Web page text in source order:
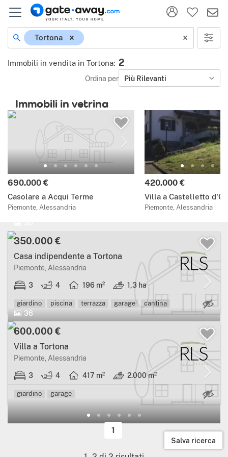
Tortona
Immobili in vendita in Tortona: 2
Ordina per Più Rilevanti
Immobili in vetrina
690.000 €
Casolare a Acqui Terme
Piemonte, Alessandria
420.000 €
Villa a Castelletto
Piemonte, Alessandria
350.000 €
Casa indipendente a Tortona
Piemonte, Alessandria
3 4 196 m² 1,3 ha
giardino piscina terrazza garage cantina
36
600.000 €
Villa a Tortona
Piemonte, Alessandria
3 4 417 m² 2.000 m²
giardino garage
1
Salva ricerca